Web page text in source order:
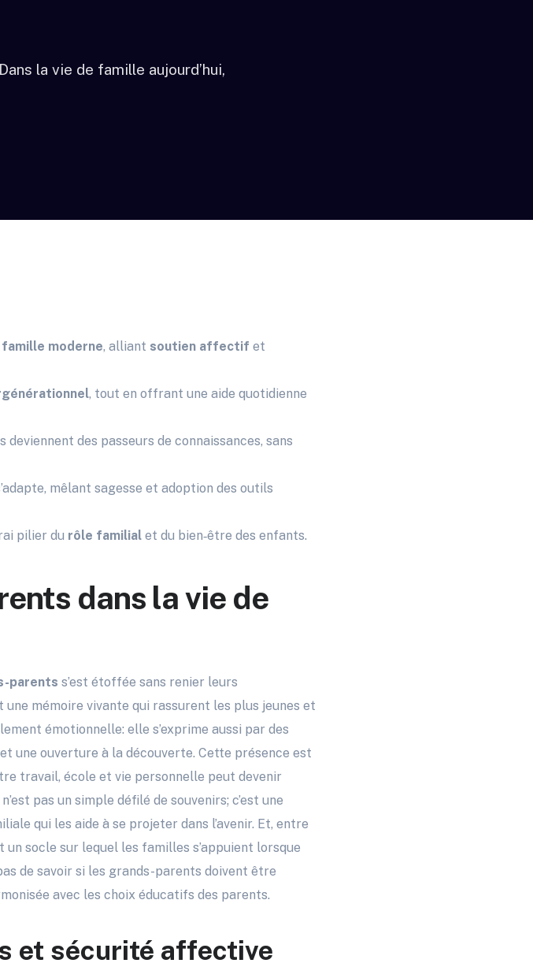
la vie de famille aujourd’hui,
famille moderne, alliant soutien affectif et
, tout en offrant une aide quotidienne
des passeurs de connaissances, sans
mêlant sagesse et adoption des outils
pilier du rôle familial et du bien‑être des enfants.
dans la vie de
parents s’est étoffée sans renier leurs
mémoire vivante qui rassurent les plus jeunes et
émotionnelle: elle s’exprime aussi par des
une ouverture à la découverte. Cette présence est
travail, école et vie personnelle peut devenir
pas un simple défilé de souvenirs; c’est une
qui les aide à se projeter dans l’avenir. Et, entre
un socle sur lequel les familles s’appuient lorsque
de savoir si les grands-parents doivent être
avec les choix éducatifs des parents.
et sécurité affective